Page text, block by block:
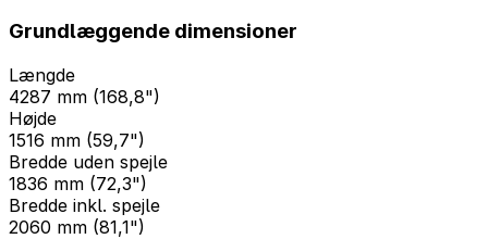
Grundlæggende dimensioner
Længde
4287 mm (168,8")
Højde
1516 mm (59,7")
Bredde uden spejle
1836 mm (72,3")
Bredde inkl. spejle
2060 mm (81,1")